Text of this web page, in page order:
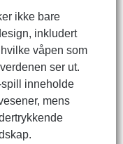
ikke bare
inkludert
våpen som
ser ut.
inneholde
mens